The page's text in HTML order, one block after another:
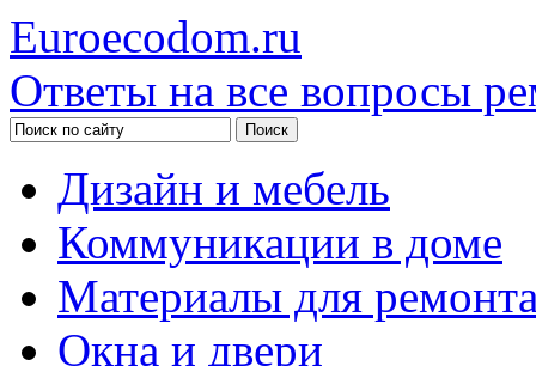
Euroecodom.ru
Ответы на все вопросы
Дизайн и мебель
Коммуникации в доме
Материалы для
Окна и двери